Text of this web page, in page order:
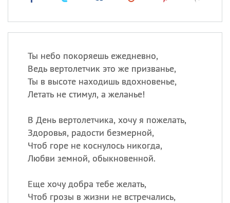
Ты небо покоряешь ежедневно,
Ведь вертолетчик это же призванье,
Ты в высоте находишь вдохновенье,
Летать не стимул, а желанье!
В День вертолетчика, хочу я пожелать,
Здоровья, радости безмерной,
Чтоб горе не коснулось никогда,
Любви земной, обыкновенной.
Еще хочу добра тебе желать,
Чтоб грозы в жизни не встречались,